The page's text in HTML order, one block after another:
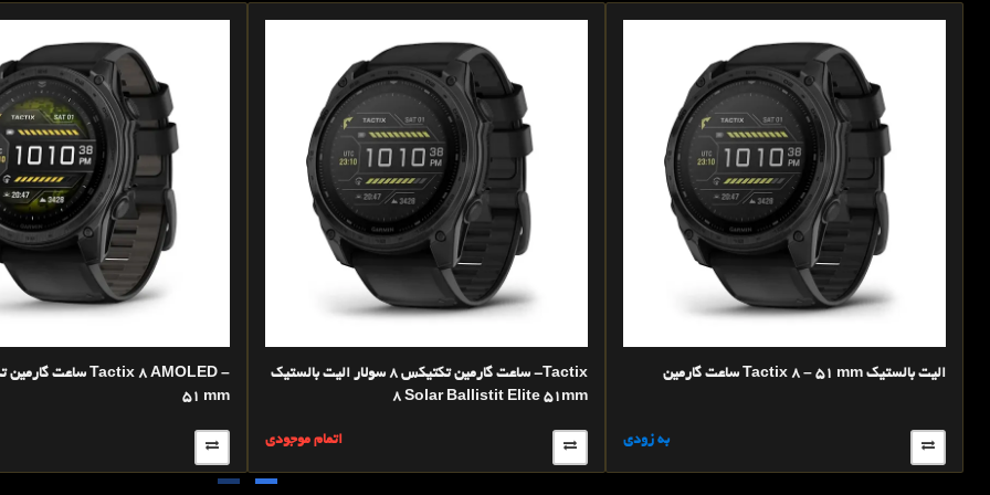
51 mm
ساعت گارمین تکتیکس 8 سولار الیت بالستیک -Tactix
8 Solar Ballistit Elite 51mm
اتمام موجودی
ساعت گارمين Tactix 8 – 51 mm الیت بالستیک
به زودی